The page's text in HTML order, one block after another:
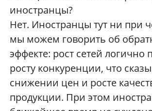
иностранцы?
Нет. Иностранцы тут ни при
мы можем говорить об
эффекте: рост сетей логично
росту конкуренции, что
снижении цен и росте
продукции. При этом